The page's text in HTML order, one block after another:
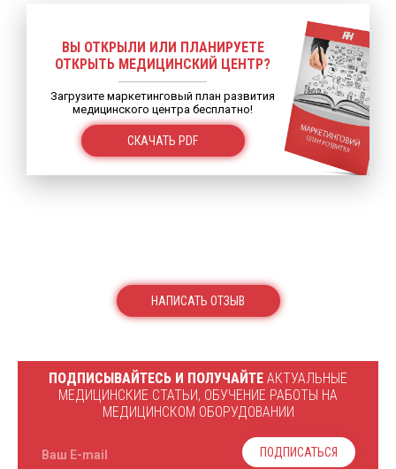
ВЫ ОТКРЫЛИ ИЛИ ПЛАНИРУЕТЕ
ОТКРЫТЬ МЕДИЦИНСКИЙ ЦЕНТР?
Загрузите маркетинговый план развития
медицинского центра бесплатно!
СКАЧАТЬ PDF
НАПИСАТЬ ОТЗЫВ
ПОДПИСЫВАЙТЕСЬ И ПОЛУЧАЙТЕ АКТУАЛЬНЫЕ
МЕДИЦИНСКИЕ СТАТЬИ, ОБУЧЕНИЕ РАБОТЫ НА
МЕДИЦИНСКОМ ОБОРУДОВАНИИ
Ваш E-mail ПОДПИСАТЬСЯ